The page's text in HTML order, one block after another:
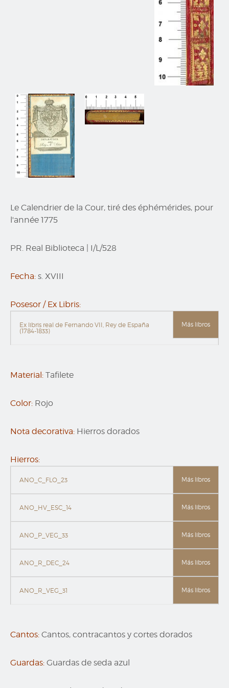
Le Calendrier de la Cour, tiré des éphémérides, pour
l'année 1775
PR. Real Biblioteca I/L/528
Fecha: s. XVIII
Posesor / Ex Libris:
Ex libris real de Fernando VII, Rey de España
(1784-1833)
Más libros
Material: Tafilete
Color: Rojo
Nota decorativa: Hierros dorados
Hierros:
ANO_C_FLO_23 Más libros
ANO_HV_ESC_14 Más libros
ANO_P_VEG_33 Más libros
ANO_R_DEC_24 Más libros
ANO_R_VEG_31 Más libros
Cantos: Cantos, contracantos y cortes dorados
Guardas: Guardas de seda azul